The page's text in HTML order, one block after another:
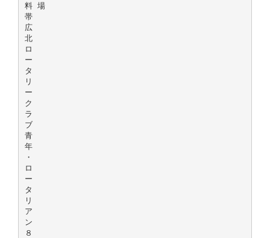
料 場
帯
広
北
ロ
ー
タ
リ
ー
ク
ラ
ブ
青
年
・
ロ
ー
タ
リ
ア
ン
８